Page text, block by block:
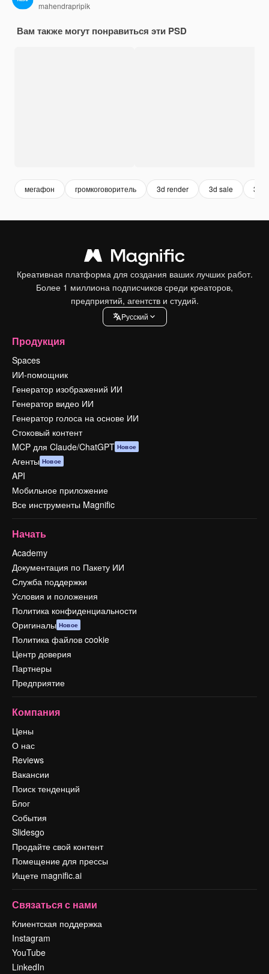
mahendrapripik
Вам также могут понравиться эти PSD
мегафон громкоговоритель 3d render 3d sale 3d
Креативная платформа для создания ваших лучших работ.
Более 1 миллиона подписчиков среди креаторов,
предприятий, агентств и студий.
Pусский
Продукция
Spaces
ИИ-помощник
Генератор изображений ИИ
Генератор видео ИИ
Генератор голоса на основе ИИ
Стоковый контент
MCP для Claude/ChatGPT Новое
Агенты Новое
API
Мобильное приложение
Все инструменты Magnific
Начать
Academy
Документация по Пакету ИИ
Служба поддержки
Условия и положения
Политика конфиденциальности
Оригиналы Новое
Политика файлов cookie
Центр доверия
Партнеры
Предприятие
Компания
Цены
О нас
Reviews
Вакансии
Поиск тенденций
Блог
События
Slidesgo
Продайте свой контент
Помещение для прессы
Ищете magnific.ai
Связаться с нами
Клиентская поддержка
Instagram
YouTube
LinkedIn